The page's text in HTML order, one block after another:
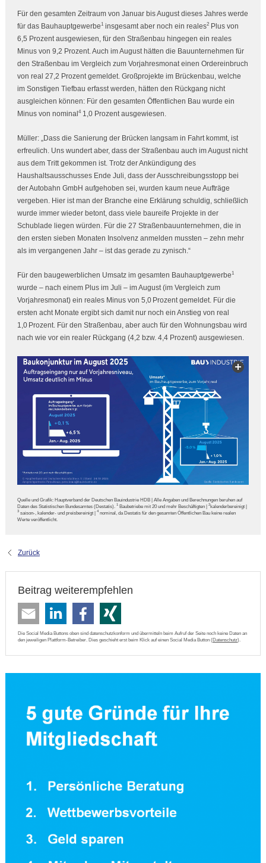
Für den gesamten Zeitraum von Januar bis August dieses Jahres werde
für das Bauhauptgewerbe1insgesamt aber noch ein reales2Plus von
6,5 Prozent ausgewiesen, für den Straßenbau hingegen ein reales
Minus von 9,2 Prozent. Auch im August hätten die Bauunternehmen für
den Straßenbau im Vergleich zum Vorjahresmonat einen Ordereinbruch
von real 27,2 Prozent gemeldet. Großprojekte im Brückenbau, welche
im Sonstigen Tiefbau erfasst werden, hätten den Rückgang nicht
ausgleichen können: Für den gesamten Öffentlichen Bau wurde ein
Minus von nominal 41,0 Prozent ausgewiesen.
Müller: „Dass die Sanierung der Brücken langsam in Fahrt kommt, ist
erfreulich. Uns wundert aber, dass der Straßenbau auch im August nicht
aus dem Tritt gekommen ist. Trotz der Ankündigung des
Haushaltsausschusses Ende Juli, dass der Ausschreibungsstopp bei
der Autobahn GmbH aufgehoben sei, wurden kaum neue Aufträge
vergeben. Hier ist man der Branche eine Erklärung schuldig, schließlich
wurde immer wieder betont, dass viele baureife Projekte in der
Schublade liegen würden. Für die 27 Straßenbauunternehmen, die in
den ersten sieben Monaten Insolvenz anmelden mussten – zehn mehr
als im vergangenen Jahr – ist das gerade zu zynisch.“
Für den baugewerblichen Umsatz im gesamten Bauhauptgewerbe1
wurde – nach einem Plus im Juli – im August (im Vergleich zum
Vorjahresmonat) ein reales Minus von 5,0 Prozent gemeldet. Für die
ersten acht Monate ergibt sich damit nur noch ein Anstieg von real
1,0 Prozent. Für den Straßenbau, aber auch für den Wohnungsbau wird
nach wie vor ein realer Rückgang (4,2 bzw. 4,4 Prozent) ausgewiesen.
Quelle und Grafik: Hauptverband der Deutschen Bauindustrie HDB | Alle Angaben und Berechnungen beruhen auf
Daten des Statistischen Bundesamtes (Destatis). 1Baubetriebe mit 20 und mehr Beschäftigten | 2kalenderbereinigt |
3saison-, kalender- und preisbereinigt | 4nominal, da Destatis für den gesamten Öffentlichen Bau keine realen
Werte veröffentlicht.
Zurück
Beitrag weiterempfehlen
Die Social Media Buttons oben sind datenschutzkonform und übermitteln beim Aufruf der Seite noch keine Daten an
den jeweiligen Plattform-Betreiber. Dies geschieht erst beim Klick auf einen Social Media Button (Datenschutz).